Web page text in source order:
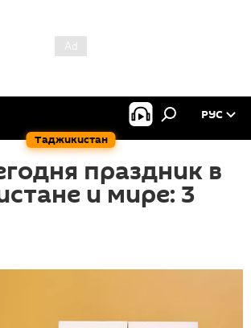
Таджикистан
РУС
праздник в
и мире: 3